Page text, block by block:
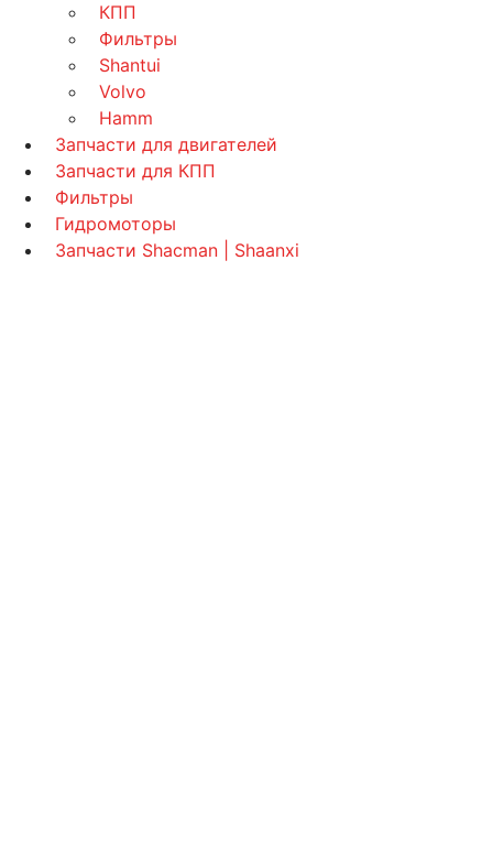
КПП
Фильтры
Shantui
Volvo
Hamm
Запчасти для двигателей
Запчасти для КПП
Фильтры
Гидромоторы
Запчасти Shacman | Shaanxi